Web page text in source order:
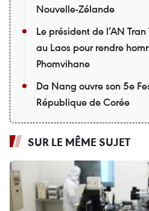
Nouvelle-Zélande
Le président de l’AN
au Laos pour rendre
Phomvihane
Da Nang ouvre son 5e
République de Corée
SUR LE MÊME SUJET